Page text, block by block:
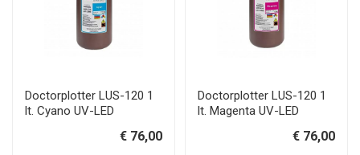
Doctorplotter LUS-120 1
lt. Cyano UV-LED
€ 76,00
Doctorplotter LUS-120 1
lt. Magenta UV-LED
€ 76,00